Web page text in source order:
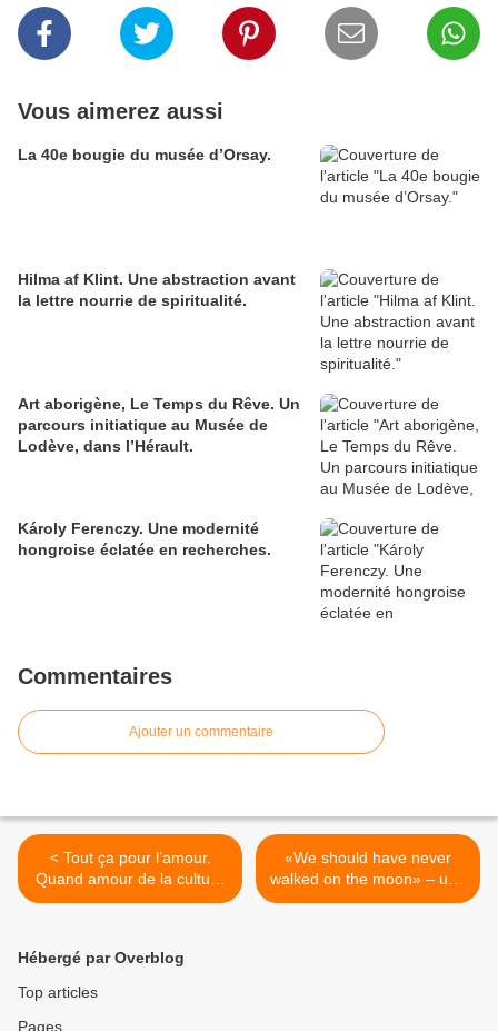
Vous aimerez aussi
La 40e bougie du musée d’Orsay.
Hilma af Klint. Une abstraction avant
la lettre nourrie de spiritualité.
Art aborigène, Le Temps du Rêve. Un
parcours initiatique au Musée de
Lodève, dans l’Hérault.
Károly Ferenczy. Une modernité
hongroise éclatée en recherches.
Commentaires
Ajouter un commentaire
< Tout ça pour l’amour.
Quand amour de la culture
et amour tout court se
«We should have never
walked on the moon» – une
étonnante et détonante
Hébergé par Overblog
Top articles
Pages